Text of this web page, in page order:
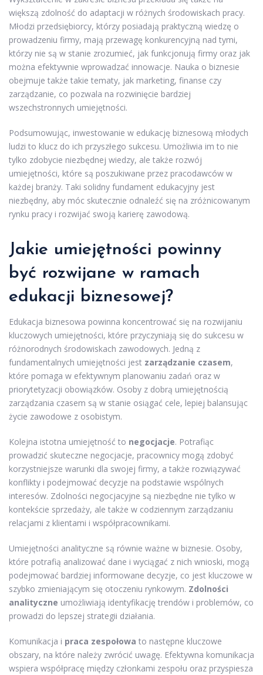
większą zdolność do adaptacji w różnych środowiskach pracy.
Młodzi przedsiębiorcy, którzy posiadają praktyczną wiedzę o
prowadzeniu firmy, mają przewagę konkurencyjną nad tymi,
którzy nie są w stanie zrozumieć, jak funkcjonują firmy oraz jak
można efektywnie wprowadzać innowacje. Nauka o biznesie
obejmuje także takie tematy, jak marketing, finanse czy
zarządzanie, co pozwala na rozwinięcie bardziej
wszechstronnych umiejętności.
Podsumowując, inwestowanie w edukację biznesową młodych
ludzi to klucz do ich przyszłego sukcesu. Umożliwia im to nie
tylko zdobycie niezbędnej wiedzy, ale także rozwój
umiejętności, które są poszukiwane przez pracodawców w
każdej branży. Taki solidny fundament edukacyjny jest
niezbędny, aby móc skutecznie odnaleźć się na zróżnicowanym
rynku pracy i rozwijać swoją karierę zawodową.
Jakie umiejętności powinny
być rozwijane w ramach
edukacji biznesowej?
Edukacja biznesowa powinna koncentrować się na rozwijaniu
kluczowych umiejętności, które przyczyniają się do sukcesu w
różnorodnych środowiskach zawodowych. Jedną z
fundamentalnych umiejętności jest zarządzanie czasem,
które pomaga w efektywnym planowaniu zadań oraz w
priorytetyzacji obowiązków. Osoby z dobrą umiejętnością
zarządzania czasem są w stanie osiągać cele, lepiej balansując
życie zawodowe z osobistym.
Kolejna istotna umiejętność to negocjacje. Potrafiąc
prowadzić skuteczne negocjacje, pracownicy mogą zdobyć
korzystniejsze warunki dla swojej firmy, a także rozwiązywać
konflikty i podejmować decyzje na podstawie wspólnych
interesów. Zdolności negocjacyjne są niezbędne nie tylko w
kontekście sprzedaży, ale także w codziennym zarządzaniu
relacjami z klientami i współpracownikami.
Umiejętności analityczne są równie ważne w biznesie. Osoby,
które potrafią analizować dane i wyciągać z nich wnioski, mogą
podejmować bardziej informowane decyzje, co jest kluczowe w
szybko zmieniającym się otoczeniu rynkowym. Zdolności
analityczne umożliwiają identyfikację trendów i problemów, co
prowadzi do lepszej strategii działania.
Komunikacja i praca zespołowa to następne kluczowe
obszary, na które należy zwrócić uwagę. Efektywna komunikacja
wspiera współpracę między członkami zespołu oraz przyspiesza